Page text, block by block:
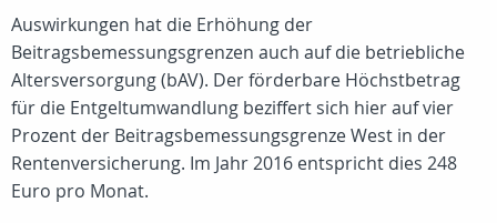
Auswirkungen hat die Erhöhung der
Beitragsbemessungsgrenzen auch auf die betriebliche
Altersversorgung (bAV). Der förderbare Höchstbetrag
für die Entgeltumwandlung beziffert sich hier auf vier
Prozent der Beitragsbemessungsgrenze West in der
Rentenversicherung. Im Jahr 2016 entspricht dies 248
Euro pro Monat.